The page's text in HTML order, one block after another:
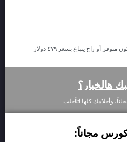
أو راح ينباع بسعر ٤٧٩ دولار
هالخيار؟
وأحلامك كلها اتأجلت.
مجاناً: